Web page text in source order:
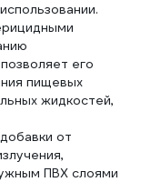
его
пищевых
жидкостей,
от
ПВХ слоями